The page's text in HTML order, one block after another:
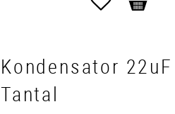
Kondensator 22uF
Tantal